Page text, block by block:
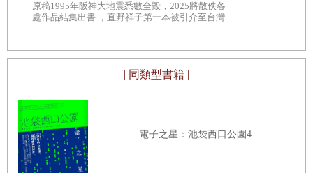
原稿1995年阪神大地震悉數全毀，2025將散佚各
處作品結集出書 ，直野祥子第一本被引介至台灣
| 同類型書籍 |
電子之星：池袋西口公園4